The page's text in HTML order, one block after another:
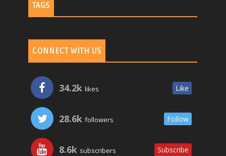
TAGS
CONNECT WITH US
34.2k likes Like
28.6k followers Follow
8.6k subscribers Subscribe